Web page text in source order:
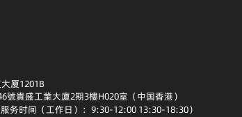
厦1201B
貴盛工業大廈2期3樓H020室（中国香港）
务时间（工作日）：9:30-12:00 13:30-18:30）